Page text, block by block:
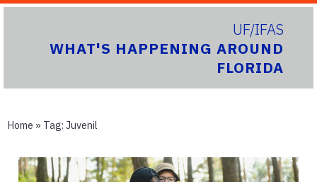
UF/IFAS
WHAT'S HAPPENING AROUND
FLORIDA
Home » Tag: Juvenil